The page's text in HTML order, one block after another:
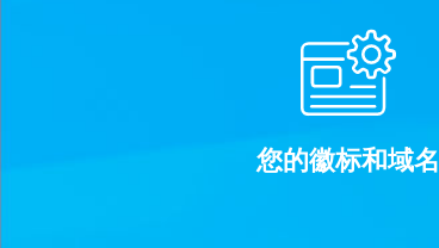
您的徽标和域名